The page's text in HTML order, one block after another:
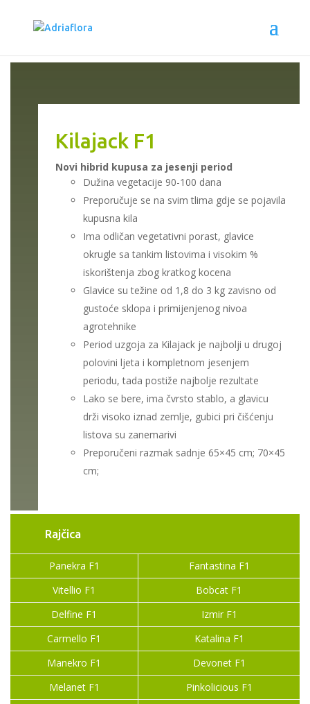
Kilajack F1
Novi hibrid kupusa za jesenji period
Dužina vegetacije 90-100 dana
Preporučuje se na svim tlima gdje se pojavila
kupusna kila
Ima odličan vegetativni porast, glavice
okrugle sa tankim listovima i visokim %
iskorištenja zbog kratkog kocena
Glavice su težine od 1,8 do 3 kg zavisno od
gustoće sklopa i primijenjenog nivoa
agrotehnike
Period uzgoja za Kilajack je najbolji u drugoj
polovini ljeta i kompletnom jesenjem
periodu, tada postiže najbolje rezultate
Lako se bere, ima čvrsto stablo, a glavicu
drži visoko iznad zemlje, gubici pri čišćenju
listova su zanemarivi
Preporučeni razmak sadnje 65×45 cm; 70×45
cm;
Rajčica
Panekra F1
Fantastina F1
Vitellio F1
Bobcat F1
Delfine F1
Izmir F1
Carmello F1
Katalina F1
Manekro F1
Devonet F1
Melanet F1
Pinkolicious F1